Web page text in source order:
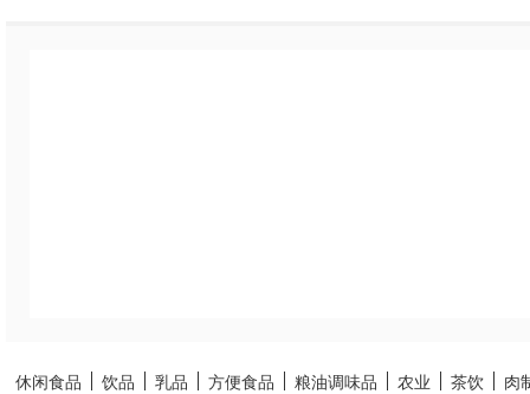
休闲食品 饮品 乳品 方便食品 粮油调味品 农业 茶饮 肉